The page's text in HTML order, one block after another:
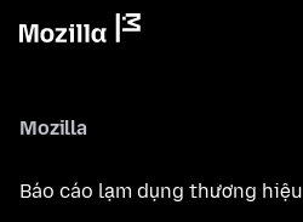
Mozilla
Báo cáo lạm dụng thương hiệu